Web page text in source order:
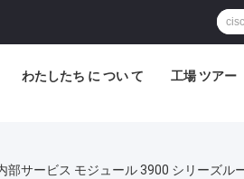
わたしたち に つい て 工場 ツアー
部サービス モジュール 3900 シリーズル